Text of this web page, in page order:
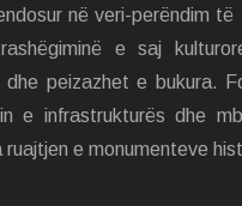
në veri-perëndim të
e saj
dhe peizazhet e bukura.
e infrastrukturës dhe
e monumenteve